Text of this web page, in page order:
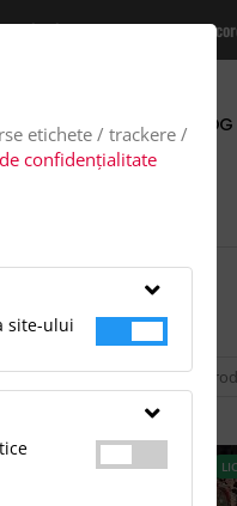
plasate pe site va putem
CATALOAGE BLOG
etichete / trackere /
confidențialitate
site-ului